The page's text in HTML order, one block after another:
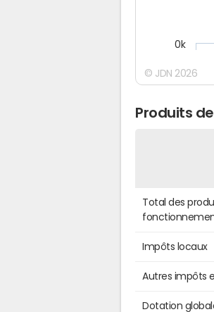
0k
© JDN 2026
Produits
Total des
Impôts locaux
Autres impôts
Dotation